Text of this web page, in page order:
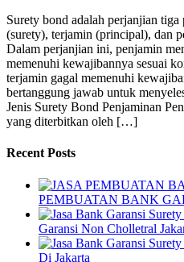
Surety bond adalah perjanjian
(surety), terjamin (principal), dan
Dalam perjanjian ini, penjamin
memenuhi kewajibannya sesuai
terjamin gagal memenuhi
bertanggung jawab untuk
Jenis Surety Bond Penjaminan
yang diterbitkan oleh […]
Recent Posts
PEMBUATAN BANK
Garansi Non Cholletral
Di Jakarta